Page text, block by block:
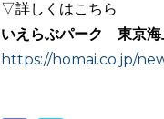
▽詳しくはこちら
いえらぶパーク 東京海
https://homai.co.jp/